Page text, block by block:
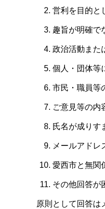
営利を目的と
趣旨が明確で
政治活動また
個人・団体等
市民・職員等
ご意見等の内
氏名が成りす
メールアドレ
愛西市と無関
その他回答が
原則として回答は